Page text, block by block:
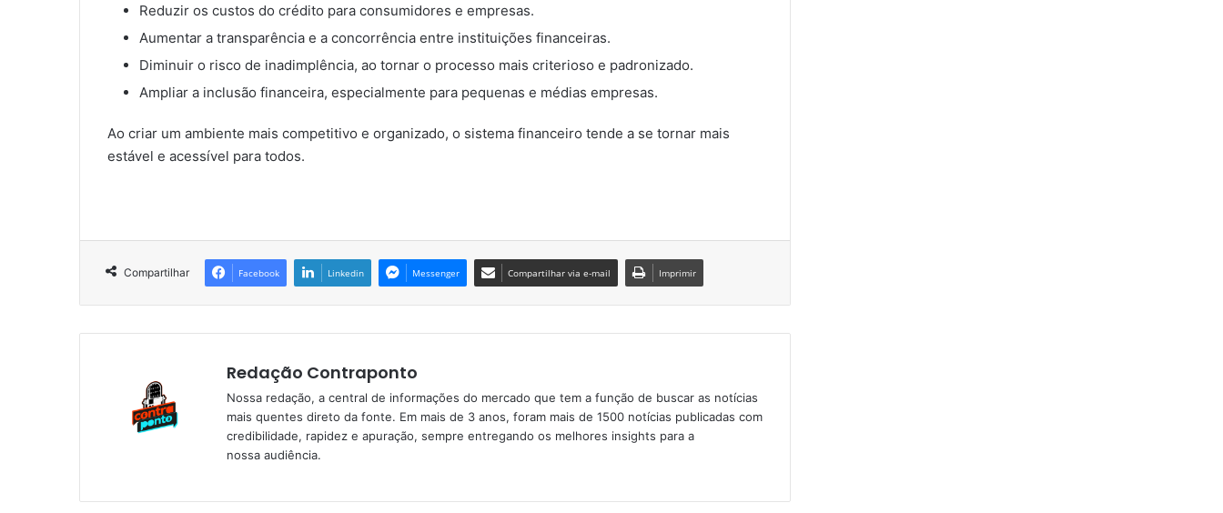
Reduzir os custos do crédito para consumidores e empresas.
Aumentar a transparência e a concorrência entre instituições financeiras.
Diminuir o risco de inadimplência, ao tornar o processo mais criterioso e padronizado.
Ampliar a inclusão financeira, especialmente para pequenas e médias empresas.
Ao criar um ambiente mais competitivo e organizado, o sistema financeiro tende a se tornar mais
estável e acessível para todos.
Compartilhar Facebook Linkedin Messenger Compartilhar via e-mail Imprimir
Redação Contraponto
Nossa redação, a central de informações do mercado que tem a função de buscar as notícias
mais quentes direto da fonte. Em mais de 3 anos, foram mais de 1500 notícias publicadas com
credibilidade, rapidez e apuração, sempre entregando os melhores insights para a
nossa audiência.